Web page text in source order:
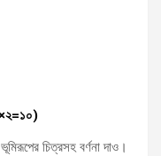
চিত্রসহ বর্ণনা দাও।